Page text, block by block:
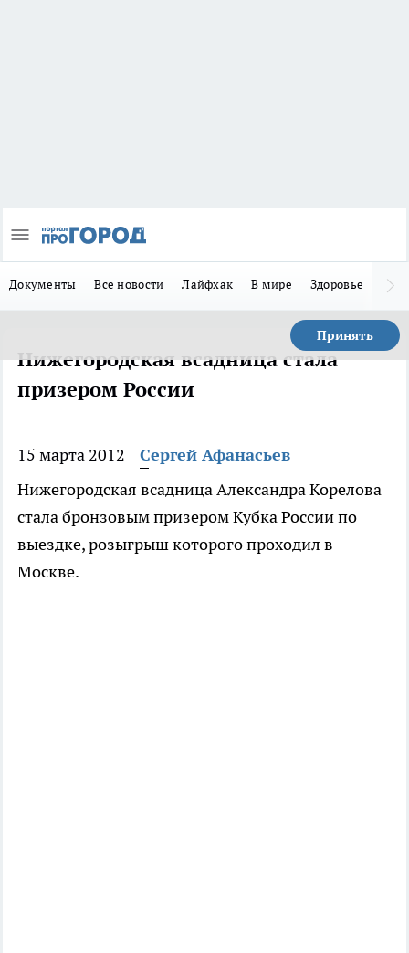
Документы Все новости Лайфхак В мире Здоровье
Принять
Нижегородская всадница стала
призером России
15 марта 2012
Сергей Афанасьев
Нижегородская всадница Александра Корелова
стала бронзовым призером Кубка России по
выездке, розыгрыш которого проходил в
Москве.